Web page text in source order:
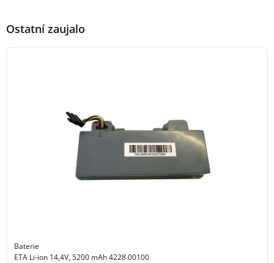
Ostatní zaujalo
Baterie
ETA Li-ion 14,4V, 5200 mAh 4228 00100